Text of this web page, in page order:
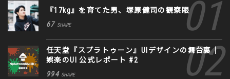
『17kg』を育てた男、塚原健司の観察眼
67 SHARE
任天堂『スプラトゥーン』UIデザインの舞台裏｜
娯楽のUI 公式レポート #2
994 SHARE